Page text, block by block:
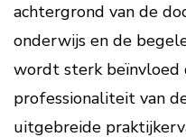
achtergrond van de
onderwijs en de
wordt sterk beïnvloed
professionaliteit van
uitgebreide